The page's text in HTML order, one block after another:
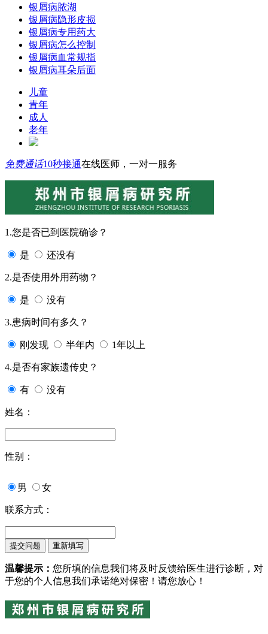
银屑病脓湖
银屑病隐形皮损
银屑病专用药大
银屑病怎么控制
银屑病血常规指
银屑病耳朵后面
儿童
青年
成人
老年
免费通话10秒接通在线医师，一对一服务
1.您是否已到医院确诊？
是 还没有
2.是否使用外用药物？
是 没有
3.患病时间有多久？
刚发现 半年内 1年以上
4.是否有家族遗传史？
有 没有
姓名：
性别：
男 女
联系方式：
温馨提示： 您所填的信息我们将及时反馈给医生进行诊断，对
于您的个人信息我们承诺绝对保密！请您放心！